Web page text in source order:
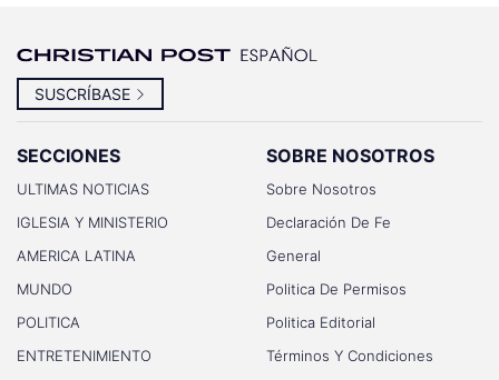
SUSCRÍBASE
SECCIONES
ULTIMAS NOTICIAS
IGLESIA Y MINISTERIO
AMERICA LATINA
MUNDO
POLITICA
ENTRETENIMIENTO
SOBRE NOSOTROS
Sobre Nosotros
Declaración De Fe
General
Politica De Permisos
Politica Editorial
Términos Y Condiciones